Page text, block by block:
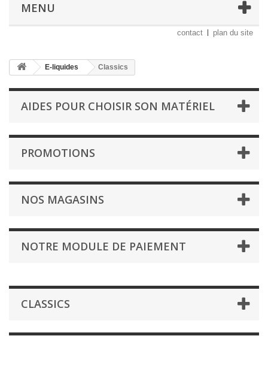
MENU
contact plan du site
E-liquides Classics
AIDES POUR CHOISIR SON MATÉRIEL
PROMOTIONS
NOS MAGASINS
NOTRE MODULE DE PAIEMENT
CLASSICS